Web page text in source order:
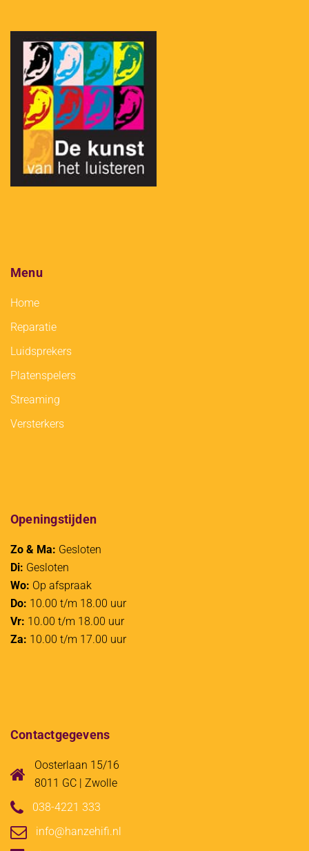
Menu
Home
Reparatie
Luidsprekers
Platenspelers
Streaming
Versterkers
Openingstijden
Zo & Ma: Gesloten
Di: Gesloten
Wo: Op afspraak
Do: 10.00 t/m 18.00 uur
Vr: 10.00 t/m 18.00 uur
Za: 10.00 t/m 17.00 uur
Contactgegevens
Oosterlaan 15/16
8011 GC | Zwolle
038-4221 333
info@hanzehifi.nl